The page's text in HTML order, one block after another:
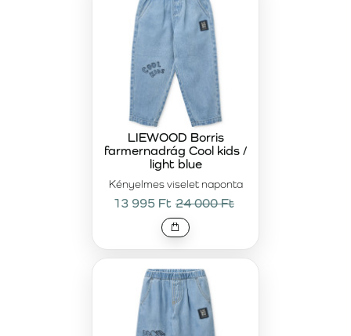
színüket és kényelmüket. Az időtálló dizájn lehetővé teszi a
könnyű kombinálást a LIEWOOD kollekció további
darabjaival, harmonikus és stílusos ruhatárat teremtve
Kényelmes viselet naponta
LIEWOOD Borris
farmernadrág Cool kids /
light blue
13 995 Ft 24 000 Ft